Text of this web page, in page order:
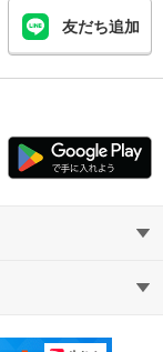
友だち追加
まいの先生